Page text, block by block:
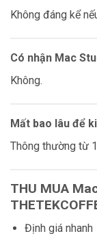
Không đáng kể
Có nhận Mac
Không.
Mất bao lâu để
Thông thường từ
THU MUA
Định giá nhanh